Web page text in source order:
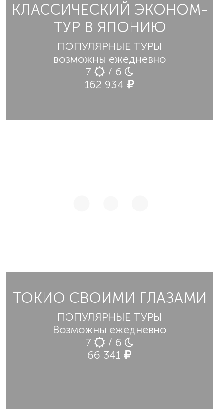
КЛАССИЧЕСКИЙ ЭКОНОМ-
ТУР В ЯПОНИЮ
ПОПУЛЯРНЫЕ ТУРЫ
возможны ежедневно
7
/ 6
162 934
ТОКИО СВОИМИ ГЛАЗАМИ
ПОПУЛЯРНЫЕ ТУРЫ
Возможны ежедневно
7
/ 6
66 341